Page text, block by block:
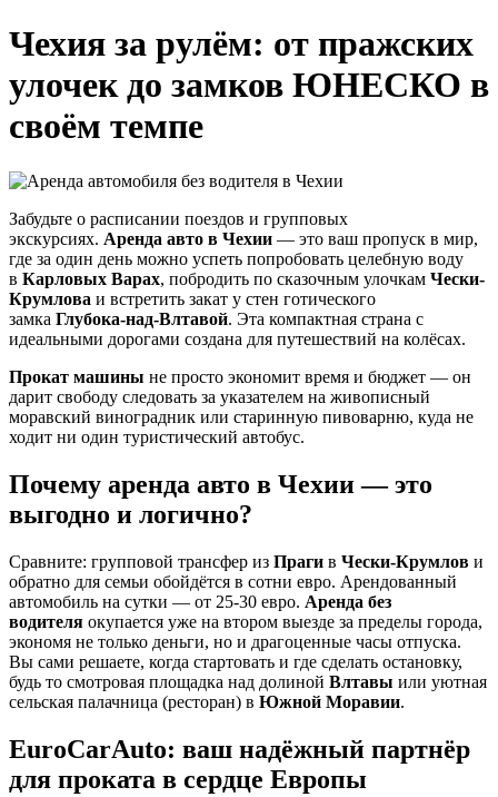
Чехия за рулём: от пражских
улочек до замков ЮНЕСКО в
своём темпе
Забудьте о расписании поездов и групповых
экскурсиях. Аренда авто в Чехии — это ваш пропуск в мир,
где за один день можно успеть попробовать целебную воду
в Карловых Варах, побродить по сказочным улочкам Чески-
Крумлова и встретить закат у стен готического
замка Глубока-над-Влтавой. Эта компактная страна с
идеальными дорогами создана для путешествий на колёсах.
Прокат машины не просто экономит время и бюджет — он
дарит свободу следовать за указателем на живописный
моравский виноградник или старинную пивоварню, куда не
ходит ни один туристический автобус.
Почему аренда авто в Чехии — это
выгодно и логично?
Сравните: групповой трансфер из Праги в Чески-Крумлов и
обратно для семьи обойдётся в сотни евро. Арендованный
автомобиль на сутки — от 25-30 евро. Аренда без
водителя окупается уже на втором выезде за пределы города,
экономя не только деньги, но и драгоценные часы отпуска.
Вы сами решаете, когда стартовать и где сделать остановку,
будь то смотровая площадка над долиной Влтавы или уютная
сельская палачница (ресторан) в Южной Моравии.
EuroCarAuto: ваш надёжный партнёр
для проката в сердце Европы